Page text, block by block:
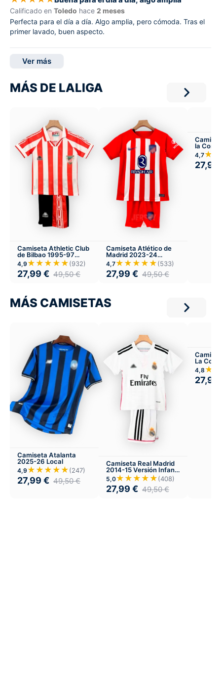
Calificado en Toledo hace 2 meses
Perfecta para el día a día. Algo amplia, pero cómoda. Tras el
primer lavado, buen aspecto.
Ver más
MÁS DE LALIGA
Camiseta Athletic Club
de Bilbao 1995-97
Versión Infantil Local
4,9 ★★★★★(932)
27,99 € 49,50€
Camiseta Atlético de
Madrid 2023-24
Versión Infantil Local
4,7★★★★★(533)
27,99 € 49,50€
la
4,7
27,99
MÁS CAMISETAS
Camiseta Atalanta
2025-26 Local
4,9 ★★★★★(247)
27,99 € 49,50€
Camiseta Real Madrid
2014-15 Versión Infantil
Local
5,0★★★★★(408)
27,99 € 49,50€
La
Local
4,8
27,99